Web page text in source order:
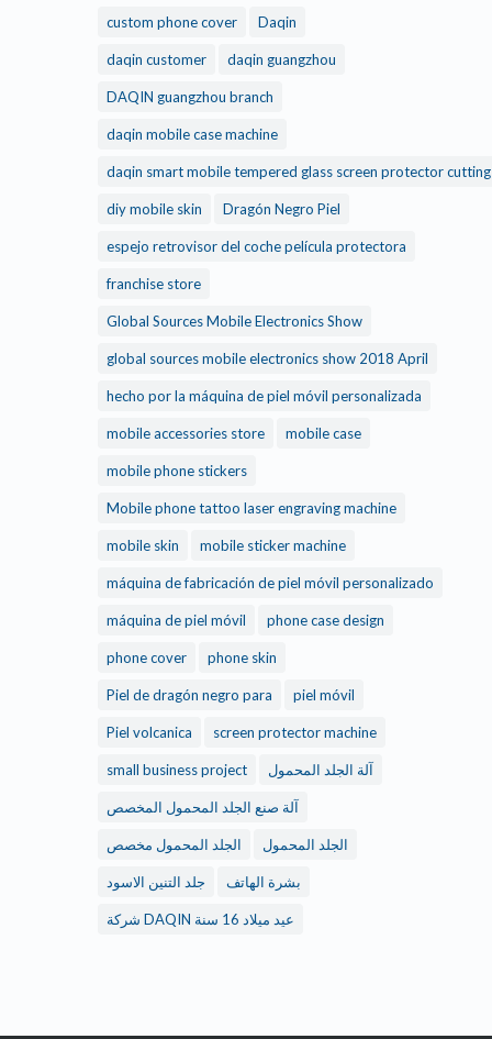
custom phone cover Daqin
daqin customer daqin guangzhou
DAQIN guangzhou branch
daqin mobile case machine
daqin smart mobile tempered glass screen protector cutting
diy mobile skin Dragón Negro Piel
espejo retrovisor del coche película protectora
franchise store
Global Sources Mobile Electronics Show
global sources mobile electronics show 2018 April
hecho por la máquina de piel móvil personalizada
mobile accessories store mobile case
mobile phone stickers
Mobile phone tattoo laser engraving machine
mobile skin mobile sticker machine
máquina de fabricación de piel móvil personalizado
máquina de piel móvil phone case design
phone cover phone skin
Piel de dragón negro para piel móvil
Piel volcanica screen protector machine
small business project آلة الجلد المحمول
آلة صنع الجلد المحمول المخصص
الجلد المحمول الجلد المحمول مخصص
بشرة الهاتف جلد التنين الاسود
شركة DAQIN عيد ميلاد 16 سنة